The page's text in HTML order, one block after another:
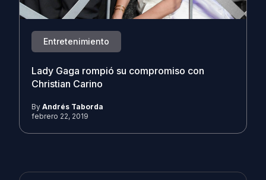
Entretenimiento
Lady Gaga rompió su compromiso con
Christian Carino
By Andrés Taborda
febrero 22, 2019